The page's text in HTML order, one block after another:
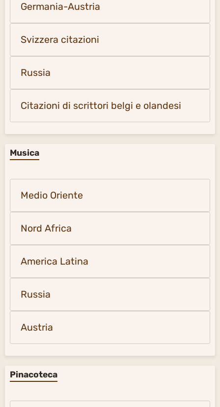
Germania-Austria
Svizzera citazioni
Russia
Citazioni di scrittori belgi e olandesi
Musica
Medio Oriente
Nord Africa
America Latina
Russia
Austria
Pinacoteca